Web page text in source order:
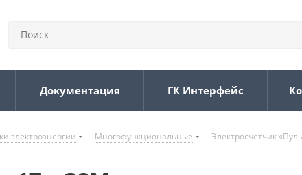
Документация ГК Интерфейс
электроэнергии - Многофункциональные - Электросчетчик